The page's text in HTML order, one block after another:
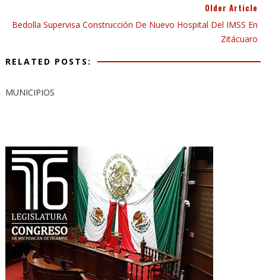
Older Article
Bedolla Supervisa Construcción De Nuevo Hospital Del IMSS En
Zitácuaro
RELATED POSTS:
MUNICIPIOS